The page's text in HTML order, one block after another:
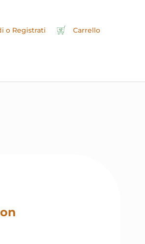
o Registrati Carrello